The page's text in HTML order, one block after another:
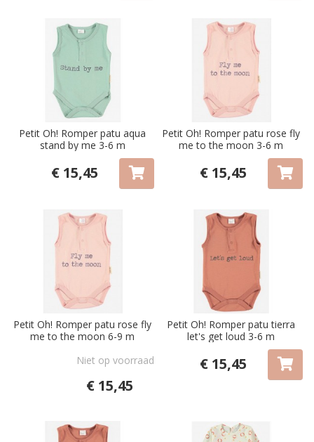
Petit Oh! Romper patu aqua
stand by me 3-6 m
€ 15,45
Petit Oh! Romper patu rose fly
me to the moon 3-6 m
€ 15,45
Petit Oh! Romper patu rose fly
me to the moon 6-9 m
Niet op voorraad
€ 15,45
Petit Oh! Romper patu tierra
let's get loud 3-6 m
€ 15,45